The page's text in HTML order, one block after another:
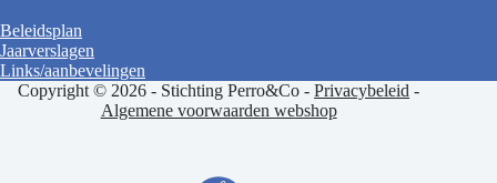
Beleidsplan
Jaarverslagen
Links/aanbevelingen
Copyright © 2026 - Stichting Perro&Co -Privacybeleid -
Algemene voorwaarden webshop